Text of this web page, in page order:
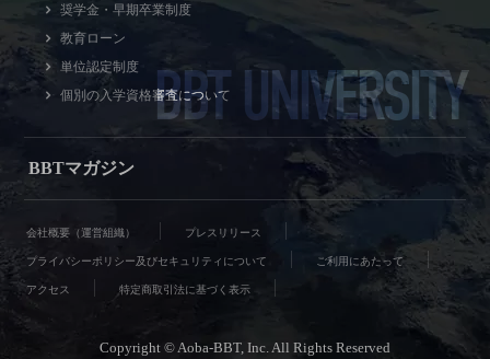
奨学金・早期卒業制度
教育ローン
単位認定制度
個別の入学資格審査について
BBTマガジン
BBT UNIVERSITY
会社概要（運営組織） プレスリリース
プライバシーポリシー及びセキュリティについて ご利用にあたって
アクセス 特定商取引法に基づく表示
Copyright © Aoba-BBT, Inc. All Rights Reserved